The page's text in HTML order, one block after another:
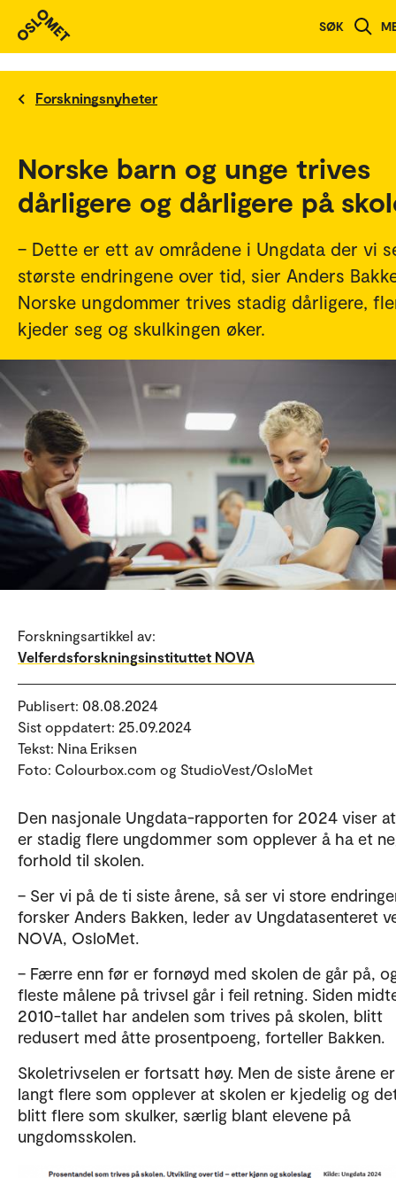
SØK
Forskningsnyheter
Norske barn og unge trives
dårligere og dårligere på
– Dette er ett av områdene i Ungdata der vi
største endringene over tid, sier Anders
Norske ungdommer trives stadig dårligere,
kjeder seg og skulkingen øker.
Forskningsartikkel av:
Velferdsforskningsinstituttet NOVA
Publisert: 08.08.2024
Sist oppdatert: 25.09.2024
Tekst: Nina Eriksen
Foto: Colourbox.com og StudioVest/OsloMet
Den nasjonale Ungdata-rapporten for 2024 viser
er stadig flere ungdommer som opplever å ha et
forhold til skolen.
– Ser vi på de ti siste årene, så ser vi store
forsker Anders Bakken, leder av Ungdatasenteret
NOVA, OsloMet.
– Færre enn før er fornøyd med skolen de går på,
fleste målene på trivsel går i feil retning. Siden
2010-tallet har andelen som trives på skolen, blitt
redusert med åtte prosentpoeng, forteller Bakken.
Skoletrivselen er fortsatt høy. Men de siste årene
langt flere som opplever at skolen er kjedelig og
blitt flere som skulker, særlig blant elevene på
ungdomsskolen.